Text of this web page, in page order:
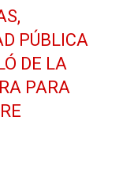
PÚBLICA
DE LA
PARA